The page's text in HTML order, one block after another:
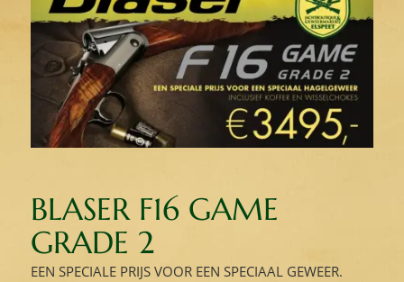
BLASER F16 GAME
GRADE 2
EEN SPECIALE PRIJS VOOR EEN SPECIAAL GEWEER.